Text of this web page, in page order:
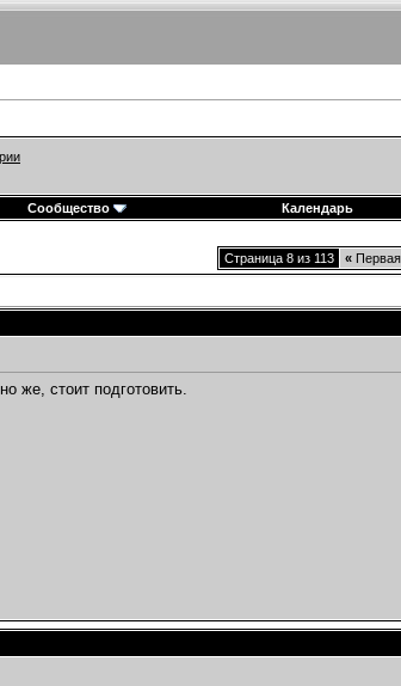
Сообщество Календарь
Страница 8 из 113 « Первая
же, стоит подготовить.